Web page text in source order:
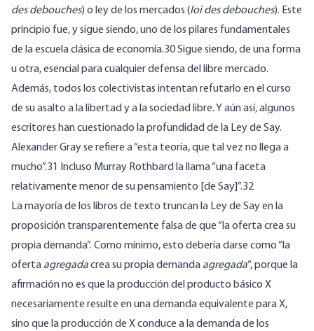
des debouches) o ley de los mercados (loi des debouches). Este
principio fue, y sigue siendo, uno de los pilares fundamentales
de la escuela clásica de economía.30 Sigue siendo, de una forma
u otra, esencial para cualquier defensa del libre mercado.
Además, todos los colectivistas intentan refutarlo en el curso
de su asalto a la libertad y a la sociedad libre. Y aún así, algunos
escritores han cuestionado la profundidad de la Ley de Say.
Alexander Gray se refiere a “esta teoría, que tal vez no llega a
mucho”.31 Incluso Murray Rothbard la llama “una faceta
relativamente menor de su pensamiento [de Say]”.32
La mayoría de los libros de texto truncan la Ley de Say en la
proposición transparentemente falsa de que “la oferta crea su
propia demanda”. Como mínimo, esto debería darse como “la
oferta agregadacrea su propia demanda agregada“, porque la
afirmación no es que la producción del producto básico X
necesariamente resulte en una demanda equivalente para X,
sino que la producción de X conduce a la demanda de los